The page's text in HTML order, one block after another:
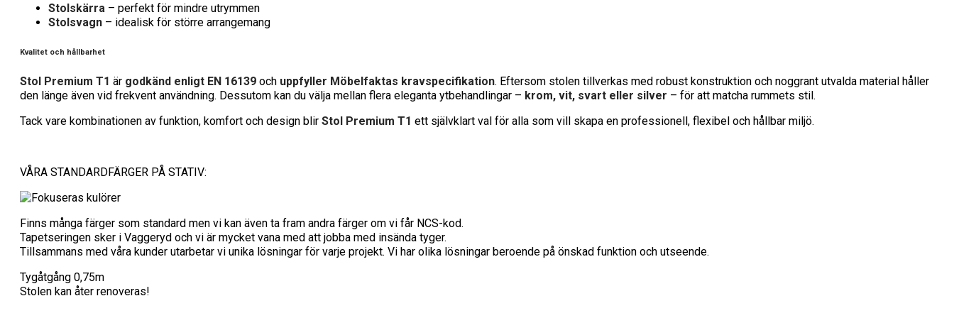
Stolskärra – perfekt för mindre utrymmen
Stolsvagn – idealisk för större arrangemang
Kvalitet och hållbarhet
Stol Premium T1 är godkänd enligt EN 16139 och uppfyller Möbelfaktas kravspecifikation. Eftersom stolen tillverkas med robust konstruktion och noggrant utvalda material håller
den länge även vid frekvent användning. Dessutom kan du välja mellan flera eleganta ytbehandlingar – krom, vit, svart eller silver – för att matcha rummets stil.
Tack vare kombinationen av funktion, komfort och design blir Stol Premium T1 ett självklart val för alla som vill skapa en professionell, flexibel och hållbar miljö.
VÅRA STANDARDFÄRGER PÅ STATIV:
Finns många färger som standard men vi kan även ta fram andra färger om vi får NCS-kod.
Tapetseringen sker i Vaggeryd och vi är mycket vana med att jobba med insända tyger.
Tillsammans med våra kunder utarbetar vi unika lösningar för varje projekt. Vi har olika lösningar beroende på önskad funktion och utseende.
Tygåtgång 0,75m
Stolen kan åter renoveras!